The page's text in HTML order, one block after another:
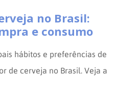
no Brasil:
e consumo
hábitos e preferências de
de cerveja no Brasil. Veja a